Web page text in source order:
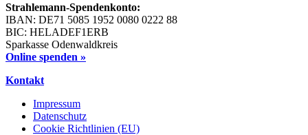
Strahlemann-Spendenkonto:
IBAN: DE71 5085 1952 0080 0222 88
BIC: HELADEF1ERB
Sparkasse Odenwaldkreis
Online spenden »
Kontakt
Impressum
Datenschutz
Cookie Richtlinien (EU)